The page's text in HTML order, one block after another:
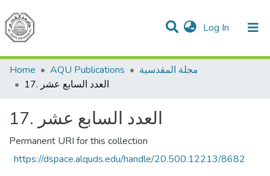
Log In (current)
Communities & Collections
All of DSpace
Home
AQU Publications
مجلة المقدسية
17. العدد السابع عشر
17. العدد السابع عشر
Permanent URI for this collection
https://dspace.alquds.edu/handle/20.500.12213/8682